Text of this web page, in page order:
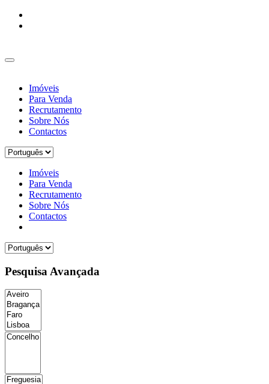
Imóveis
Para Venda
Recrutamento
Sobre Nós
Contactos
Imóveis
Para Venda
Recrutamento
Sobre Nós
Contactos
Pesquisa Avançada